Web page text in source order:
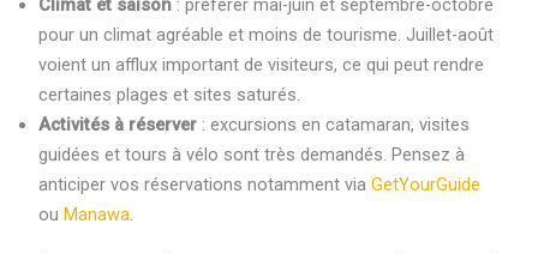
Climat et saison: préférer mai-juin et septembre-octobre
pour un climat agréable et moins de tourisme. Juillet-août
voient un afflux important de visiteurs, ce qui peut rendre
certaines plages et sites saturés.
Activités à réserver: excursions en catamaran, visites
guidées et tours à vélo sont très demandés. Pensez à
anticiper vos réservations notamment via GetYourGuide
ou Manawa.